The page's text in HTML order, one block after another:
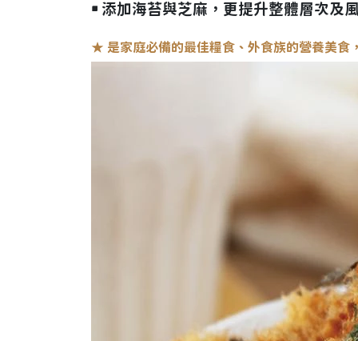
￭ 添加海苔與芝麻，更提升整體層次及
★ 是家庭必備的最佳糧食、 外食族的營養美食